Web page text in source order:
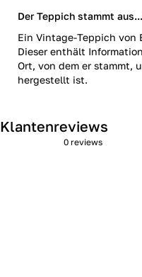
Der Teppich stammt
Ein Vintage-Teppich von
Dieser enthält
Ort, von dem er stammt,
hergestellt ist.
Klantenreviews
0 reviews